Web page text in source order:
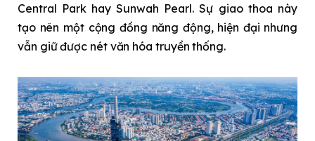
Central Park hay Sunwah Pearl. Sự giao thoa này
tạo nên một cộng đồng năng động, hiện đại nhưng
vẫn giữ được nét văn hóa truyền thống.